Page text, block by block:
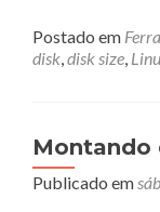
Postado em
disk,disk size,
Montando
Publicado em